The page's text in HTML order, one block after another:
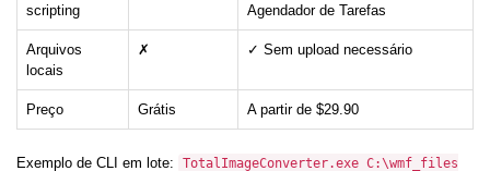
scripting
Agendador de Tarefas
Arquivos
locais
✗ ✓ Sem upload necessário
Preço Grátis A partir de $29.90
Exemplo de CLI em lote: TotalImageConverter.exe C:\wmf_files